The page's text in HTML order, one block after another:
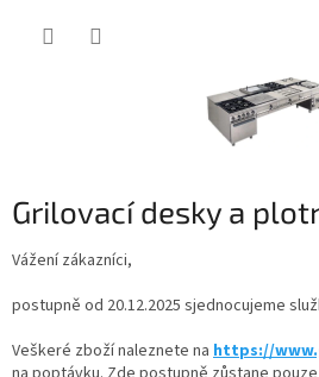
Grilovací desky a
Vážení zákazníci,
postupně od 20.12.2025 sjednocujeme
Veškeré zboží naleznete na https://